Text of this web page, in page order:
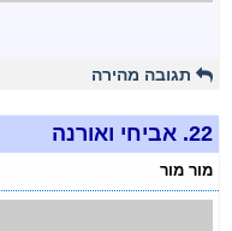
תגובה מהירה
22. אביחי ואורנה
מור מור